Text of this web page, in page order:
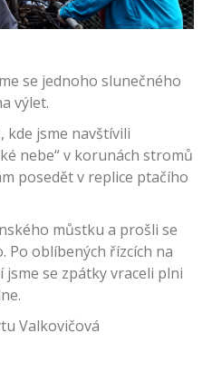
se jednoho slunečného
výlet.
kde jsme navštívili
nebe“ v korunách stromů
posedět v replice ptačího
můstku a prošli se
Po oblíbených řízcích na
se zpátky vraceli plni
Valkovičová